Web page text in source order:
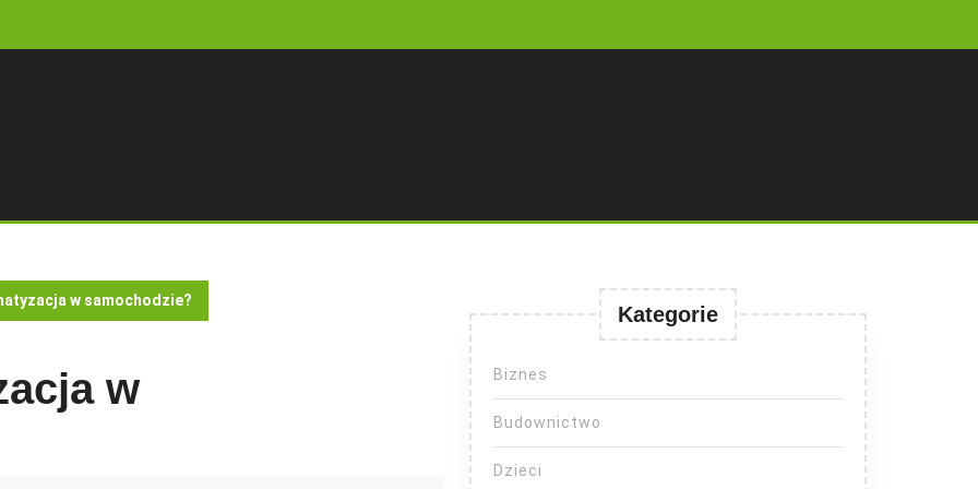
w samochodzie?
w
Kategorie
Biznes
Budownictwo
Dzieci